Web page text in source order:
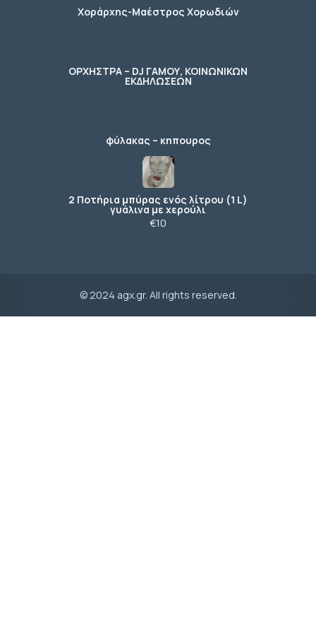
Χοράρχης-Μαέστρος Χορωδιών
ΟΡΧΗΣΤΡΑ – DJ ΓΑΜΟΥ, ΚΟΙΝΩΝΙΚΩΝ
ΕΚΔΗΛΩΣΕΩΝ
φύλακας – κηπουρος
2 Ποτήρια μπύρας ενός λίτρου (1 L)
γυάλινα με χερούλι
€10
© 2024 agx.gr. All rights reserved.